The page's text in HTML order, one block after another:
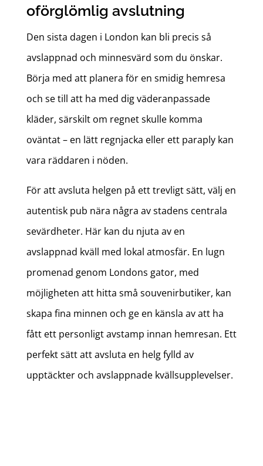
oförglömlig avslutning
Den sista dagen i London kan bli precis så
avslappnad och minnesvärd som du önskar.
Börja med att planera för en smidig hemresa
och se till att ha med dig väderanpassade
kläder, särskilt om regnet skulle komma
oväntat – en lätt regnjacka eller ett paraply kan
vara räddaren i nöden.
För att avsluta helgen på ett trevligt sätt, välj en
autentisk pub nära några av stadens centrala
sevärdheter. Här kan du njuta av en
avslappnad kväll med lokal atmosfär. En lugn
promenad genom Londons gator, med
möjligheten att hitta små souvenirbutiker, kan
skapa fina minnen och ge en känsla av att ha
fått ett personligt avstamp innan hemresan. Ett
perfekt sätt att avsluta en helg fylld av
upptäckter och avslappnade kvällsupplevelser.